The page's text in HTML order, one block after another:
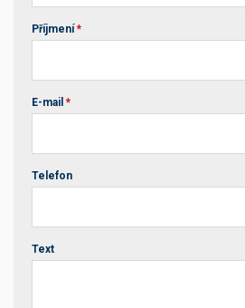
Příjmení *
E-mail *
Telefon
Text